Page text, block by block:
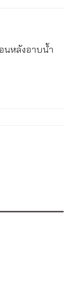
นหลังอาบน้ำ